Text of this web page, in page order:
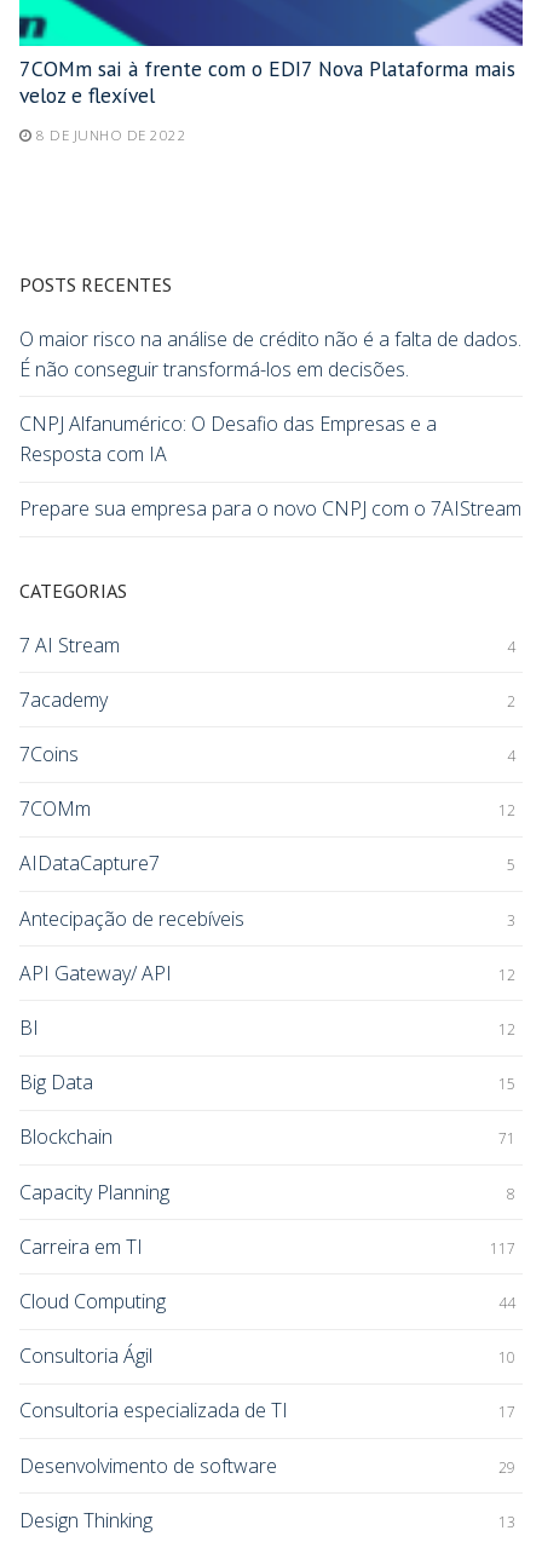
7COMm sai à frente com o EDI7 Nova Plataforma mais
veloz e flexível
8 DE JUNHO DE 2022
POSTS RECENTES
O maior risco na análise de crédito não é a falta de dados.
É não conseguir transformá-los em decisões.
CNPJ Alfanumérico: O Desafio das Empresas e a
Resposta com IA
Prepare sua empresa para o novo CNPJ com o 7AIStream
CATEGORIAS
7 AI Stream 4
7academy 2
7Coins 4
7COMm 12
AIDataCapture7 5
Antecipação de recebíveis 3
API Gateway/ API 12
BI 12
Big Data 15
Blockchain 71
Capacity Planning 8
Carreira em TI 117
Cloud Computing 44
Consultoria Ágil 10
Consultoria especializada de TI 17
Desenvolvimento de software 29
Design Thinking 13